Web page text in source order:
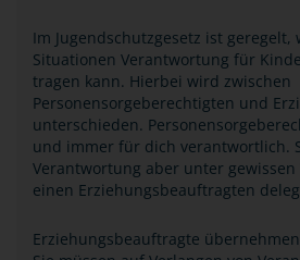
Im Jugendschutzgesetz ist geregelt,
Situationen Verantwortung für
tragen kann. Hierbei wird zwischen
Personensorgeberechtigten und
unterschieden.
und immer für dich verantwortlich.
Verantwortung aber unter gewissen
einen Erziehungsbeauftragten
Erziehungsbeauftragte